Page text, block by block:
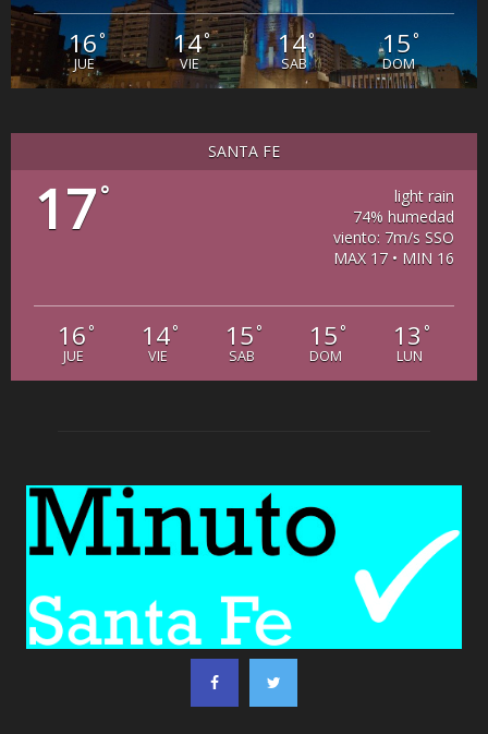
16°
JUE
14°
VIE
14°
SAB
15°
DOM
SANTA FE
17°
light rain
74% humedad
viento: 7m/s SSO
MAX 17 • MIN 16
16°
JUE
14°
VIE
15°
SAB
15°
DOM
13 °
LUN